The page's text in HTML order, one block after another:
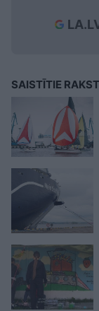
SAISTĪTIE